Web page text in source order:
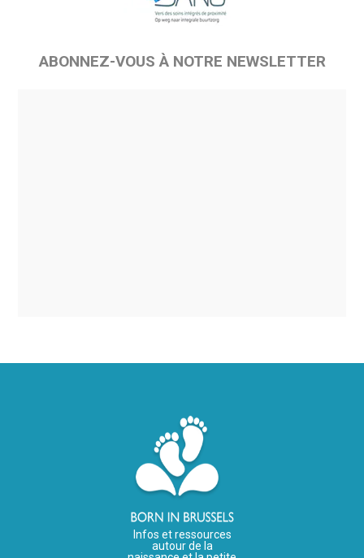
ABONNEZ-VOUS À NOTRE NEWSLETTER
Infos et ressources
autour de la